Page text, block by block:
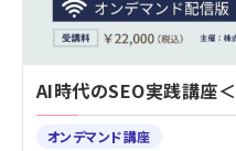
AI時代のSEO実践講座
オンデマンド講座